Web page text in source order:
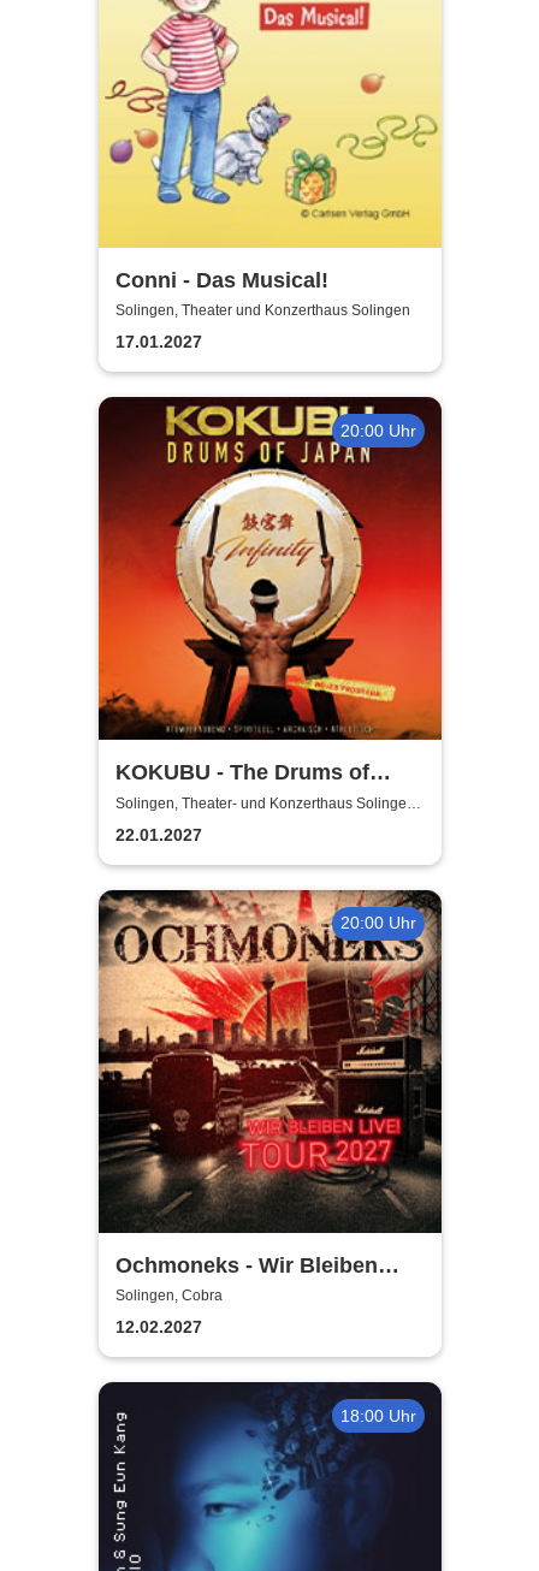
Conni - Das Musical!
Solingen, Theater und Konzerthaus Solingen
17.01.2027
20:00 Uhr
KOKUBU - The Drums of
Japan - "INFINITY"-Tour
2026/2027
Solingen, Theater- und Konzerthaus Solingen
Pina-Bausch-Saal
22.01.2027
20:00 Uhr
Ochmoneks - Wir Bleiben
Live! Tour 2027
Solingen, Cobra
12.02.2027
18:00 Uhr